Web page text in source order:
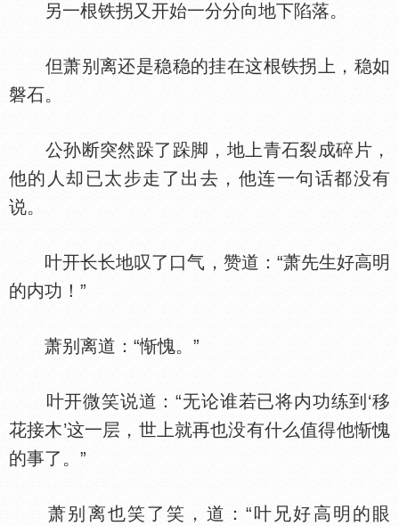
另一根铁拐又开始一分分向地下陷落。
但萧别离还是稳稳的挂在这根铁拐上，稳如
磐石。
公孙断突然跺了跺脚，地上青石裂成碎片，
他的人却已太步走了出去，他连一句话都没有
说。
叶开长长地叹了口气，赞道：“萧先生好高明
的内功！”
萧别离道：“惭愧。”
叶开微笑说道：“无论谁若已将内功练到‘移
花接木’这一层，世上就再也没有什么值得他惭愧
的事了。”
萧别离也笑了笑，道：“叶兄好高明的眼